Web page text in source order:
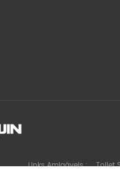
Links Amigáveis : Toilet